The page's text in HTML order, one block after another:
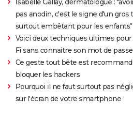
pas anodin, c'est le signe d'un
surtout embêtant pour les enfants"
Voici deux techniques ultimes
Fi sans connaitre son mot de passe
Ce geste tout bête est
bloquer les hackers
Pourquoi il ne faut surtout pas
sur l'écran de votre smartphone